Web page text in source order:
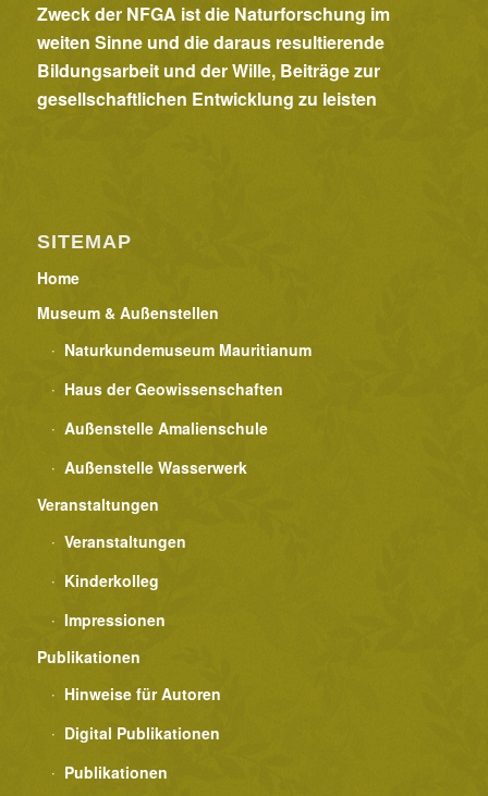
Zweck der NFGA ist die Naturforschung im
weiten Sinne und die daraus resultierende
Bildungsarbeit und der Wille, Beiträge zur
gesellschaftlichen Entwicklung zu leisten
SITEMAP
Home
Museum & Außenstellen
Naturkundemuseum Mauritianum
Haus der Geowissenschaften
Außenstelle Amalienschule
Außenstelle Wasserwerk
Veranstaltungen
Veranstaltungen
Kinderkolleg
Impressionen
Publikationen
Hinweise für Autoren
Digital Publikationen
Publikationen